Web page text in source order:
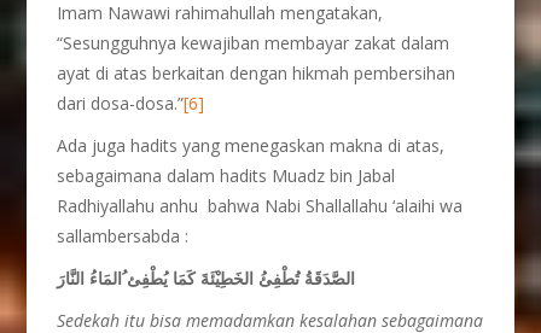
Imam Nawawi rahimahullah mengatakan,
“Sesungguhnya kewajiban membayar zakat dalam
ayat di atas berkaitan dengan hikmah pembersihan
dari dosa-dosa.”[6]
Ada juga hadits yang menegaskan makna di atas,
sebagaimana dalam hadits Muadz bin Jabal
Radhiyallahu anhu bahwa Nabi Shallallahu ‘alaihi wa
sallambersabda :
الصَّدَقَةُ تُطْفِئُ الخَطِيْئَةَ كَمَا يُطْفِئ ُالمَاءُ النَّارَ
Sedekah itu bisa memadamkan kesalahan sebagaimana